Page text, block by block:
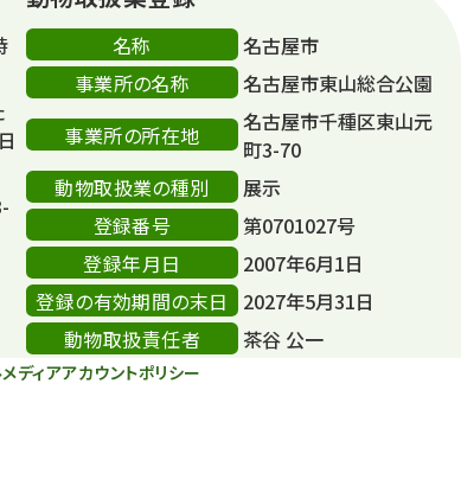
名称
名古屋市
事業所の名称
名古屋市東山総合公園
事業所の所在地
名古屋市千種区東山元
町3-70
動物取扱業の種別
展示
登録番号
第0701027号
登録年月日
2007年6月1日
登録の有効期間の末日
2027年5月31日
動物取扱責任者
茶谷 公一
ディアアカウントポリシー